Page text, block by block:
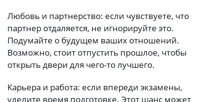
Любовь и партнерство: если чувствуете, что
партнер отдаляется, не игнорируйте это.
Подумайте о будущем ваших отношений.
Возможно, стоит отпустить прошлое, чтобы
открыть двери для чего-то лучшего.
Карьера и работа: если впереди экзамены,
уделите время подготовке. Этот шанс может